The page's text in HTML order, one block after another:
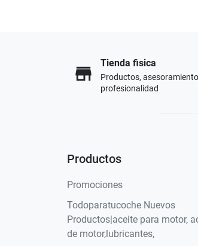
store
Tienda fisica
Productos,
profesionalidad
Productos
Promociones
Todoparatucoche Nuevos
Productos|aceite para motor,
de motor,lubricantes,